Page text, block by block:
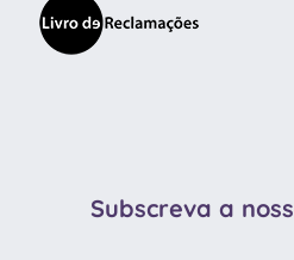
Subscreva a